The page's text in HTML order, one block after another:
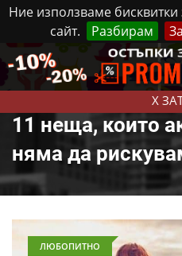
Ние използваме
сайт.
Разбирам
X
Събота, 8 Август,
11 неща, които
няма да
ЛЮБОПИТНО